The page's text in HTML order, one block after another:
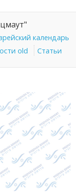
календарь
old Статьи